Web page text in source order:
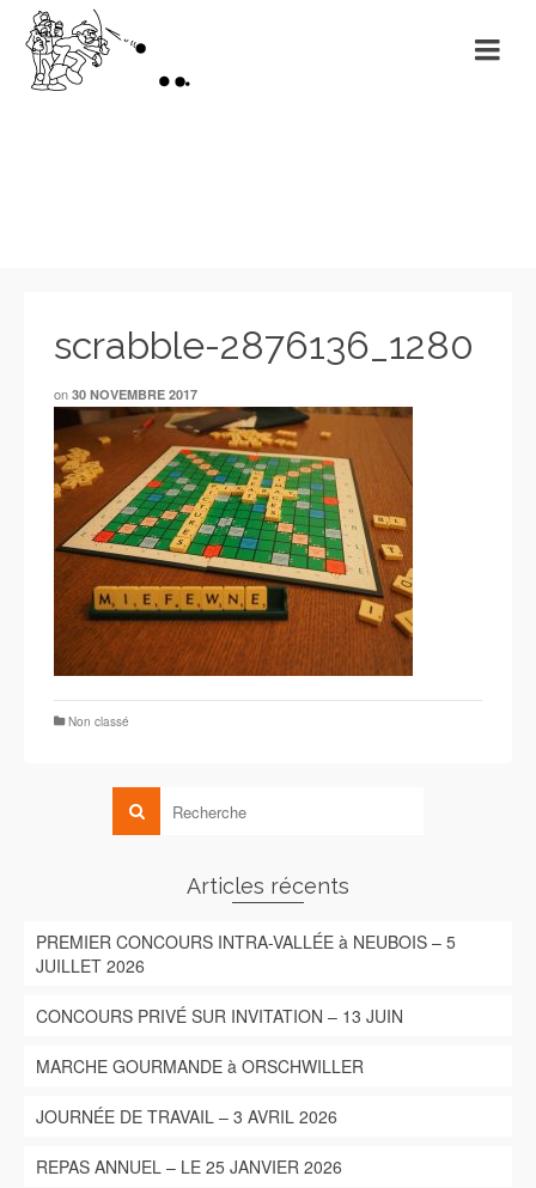
scrabble-2876136_1280
on 30 NOVEMBRE 2017
Non classé
Articles récents
PREMIER CONCOURS INTRA-VALLÉE à NEUBOIS – 5
JUILLET 2026
CONCOURS PRIVÉ SUR INVITATION – 13 JUIN
MARCHE GOURMANDE à ORSCHWILLER
JOURNÉE DE TRAVAIL – 3 AVRIL 2026
REPAS ANNUEL – LE 25 JANVIER 2026